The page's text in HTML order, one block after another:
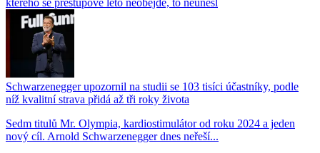
kterého se přestupové léto neobejde, to neunesl
Schwarzenegger upozornil na studii se 103 tisíci účastníky, podle
níž kvalitní strava přidá až tři roky života
Sedm titulů Mr. Olympia, kardiostimulátor od roku 2024 a jeden
nový cíl. Arnold Schwarzenegger dnes neřeší...